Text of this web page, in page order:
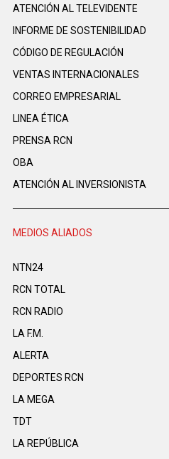
ATENCIÓN AL TELEVIDENTE
INFORME DE SOSTENIBILIDAD
CÓDIGO DE REGULACIÓN
VENTAS INTERNACIONALES
CORREO EMPRESARIAL
LINEA ÉTICA
PRENSA RCN
OBA
ATENCIÓN AL INVERSIONISTA
MEDIOS ALIADOS
NTN24
RCN TOTAL
RCN RADIO
LA F.M.
ALERTA
DEPORTES RCN
LA MEGA
TDT
LA REPÚBLICA